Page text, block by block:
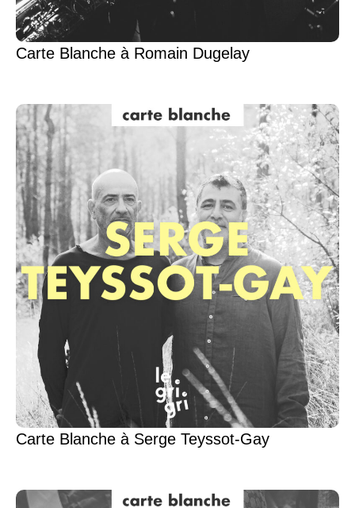
Carte Blanche à Romain Dugelay
Carte Blanche à Serge Teyssot-Gay